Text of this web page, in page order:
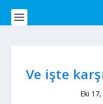
Ve işte
Eki